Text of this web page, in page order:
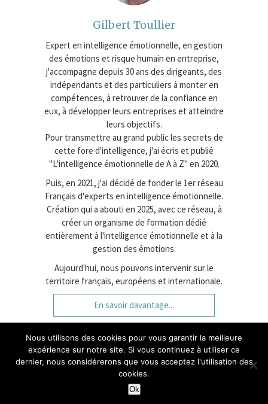
Gilbert Toullier
Expert en intelligence émotionnelle, en gestion
des émotions et risque humain en entreprise,
j'accompagne depuis 30 ans des dirigeants, des
indépendants et des particuliers à monter en
compétences, à retrouver de la confiance en
eux, à développer leurs entreprises et atteindre
leurs objectifs.
Pour transmettre au grand public les secrets de
cette fore d'intelligence, j'ai écris et publié
"L'intelligence émotionnelle de A à Z" en 2020.
Puis, en 2021, j'ai décidé de fonder le 1er réseau
Français d'experts en intelligence émotionnelle.
Création qui a abouti en 2025, avec ce réseau, à
créer un organisme de formation dédié
entièrement à l'intelligence émotionnelle et à la
gestion des émotions.
Aujourd'hui, nous pouvons intervenir sur le
territoire français, européens et internationale.
En savoir davantage...
Création : Gilbert Toullier | Webdesign :amorenko
Mentions légales et CGV |
Nous utilisons des cookies pour vous garantir la meilleure
expérience sur notre site. Si vous continuez à utiliser ce
dernier, nous considérerons que vous acceptez l'utilisation des
cookies.
Ok